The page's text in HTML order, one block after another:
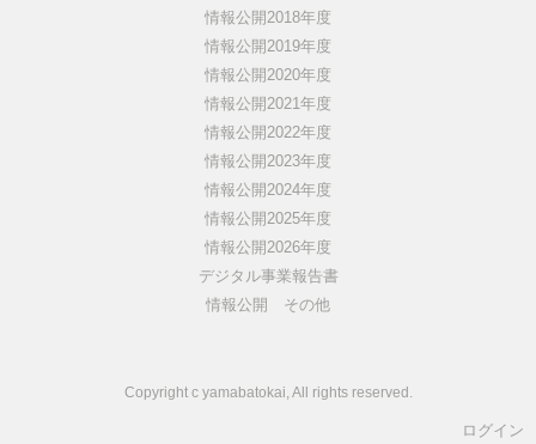
情報公開2018年度
情報公開2019年度
情報公開2020年度
情報公開2021年度
情報公開2022年度
情報公開2023年度
情報公開2024年度
情報公開2025年度
情報公開2026年度
デジタル事業報告書
情報公開 その他
Copyright c yamabatokai, All rights reserved.
ログイン